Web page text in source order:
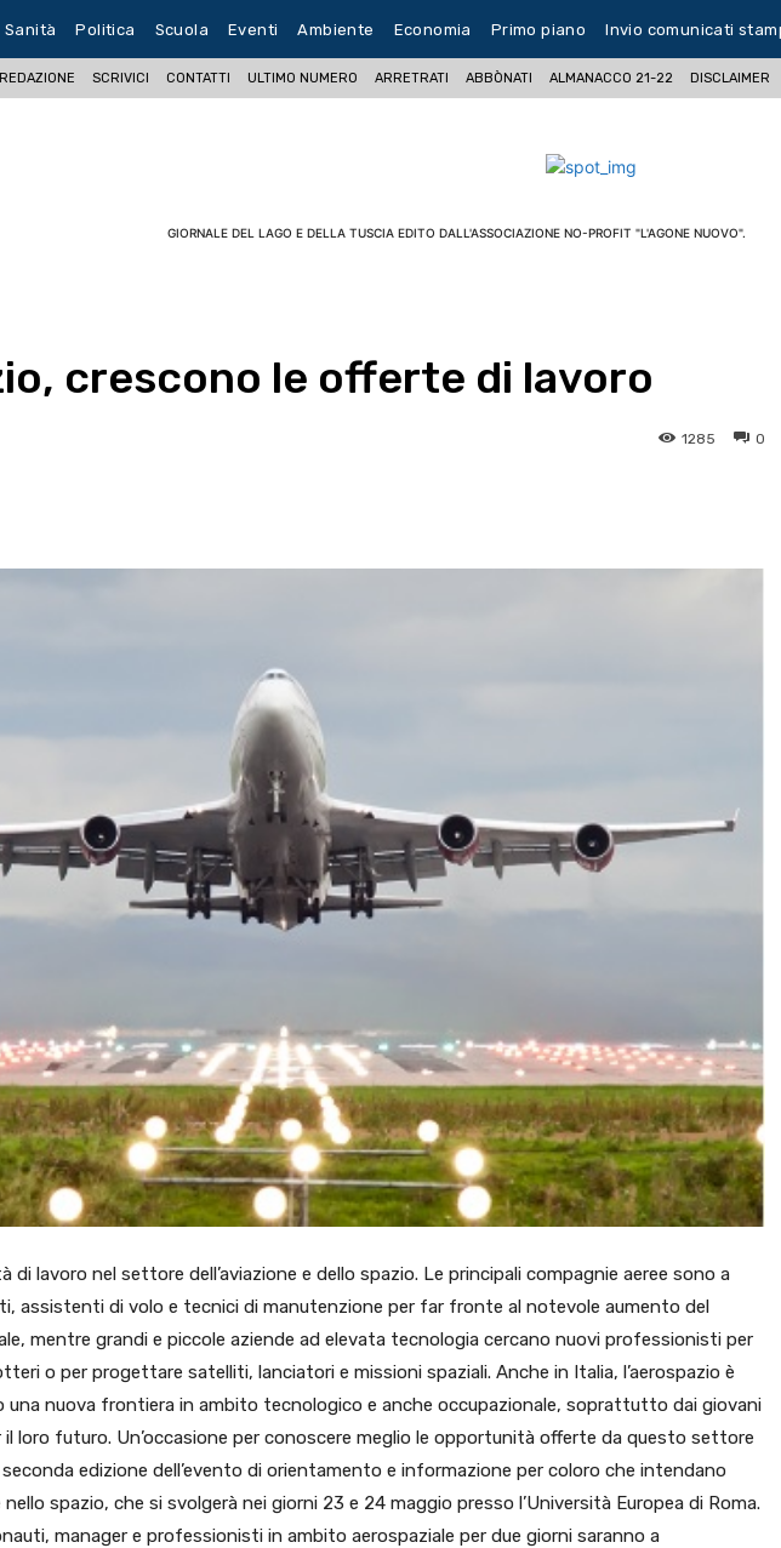
Sanità Politica Scuola Eventi Ambiente Economia Primo piano Invio comunicati
REDAZIONE SCRIVICI CONTATTI ULTIMO NUMERO ARRETRATI ABBÒNATI ALMANACCO 21-22 DISCLAIMER
GIORNALE DEL LAGO E DELLA TUSCIA EDITO DALL'ASSOCIAZIONE NO-PROFIT "L'AGONE NUOVO".
crescono le offerte di lavoro
0
1285
di lavoro nel settore dell’aviazione e dello spazio. Le principali compagnie aeree sono a
assistenti di volo e tecnici di manutenzione per far fronte al notevole aumento del
mentre grandi e piccole aziende ad elevata tecnologia cercano nuovi professionisti per
o per progettare satelliti, lanciatori e missioni spaziali. Anche in Italia, l’aerospazio è
una nuova frontiera in ambito tecnologico e anche occupazionale, soprattutto dai giovani
il loro futuro. Un’occasione per conoscere meglio le opportunità offerte da questo settore
seconda edizione dell’evento di orientamento e informazione per coloro che intendano
nello spazio, che si svolgerà nei giorni 23 e 24 maggio presso l’Università Europea di Roma.
manager e professionisti in ambito aerospaziale per due giorni saranno a